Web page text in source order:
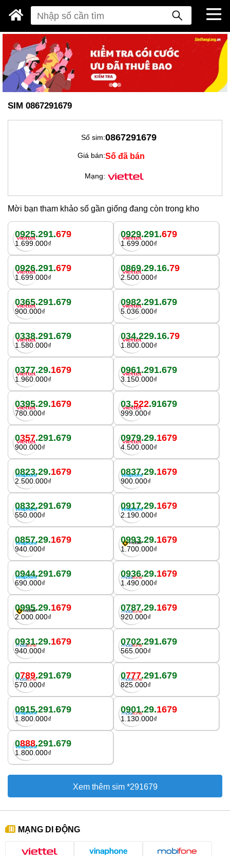
SIM 0867291679
Số sim:0867291679
Giá bán:Số đã bán
Mạng:
Mời bạn tham khảo số gần giống đang còn trong kho
0925.291.679
1.699.000₫
0929.291.679
1.699.000₫
0926.291.679
1.699.000₫
0869.29.16.79
2.500.000₫
0365.291.679
900.000₫
0982.291.679
5.036.000₫
0338.291.679
1.580.000₫
034.229.16.79
1.800.000₫
0377.29.1679
1.960.000₫
0961.291.679
3.150.000₫
0395.29.1679
780.000₫
03.522.91679
999.000₫
0357.291.679
900.000₫
0979.29.1679
4.500.000₫
0823.29.1679
2.500.000₫
0837.29.1679
900.000₫
0832.291.679
550.000₫
0917.29.1679
2.190.000₫
0857.29.1679
940.000₫
0993.29.1679
1.700.000₫
0944.291.679
690.000₫
0936.29.1679
1.490.000₫
0995.29.1679
2.000.000₫
0787.29.1679
920.000₫
0931.29.1679
940.000₫
0702.291.679
565.000₫
0789.291.679
570.000₫
0777.291.679
825.000₫
0915.291.679
1.800.000₫
0901.29.1679
1.130.000₫
0888.291.679
1.800.000₫
Xem thêm sim *291679
MẠNG DI ĐỘNG